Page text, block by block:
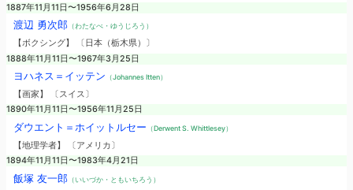
1887年11月11日〜1956年6月28日
渡辺 勇次郎（わたなべ・ゆうじろう）
【ボクシング】 〔日本（栃木県）〕
1888年11月11日〜1967年3月25日
ヨハネス＝イッテン （Johannes Itten）
【画家】 〔スイス〕
1890年11月11日〜1956年11月25日
ダウエント＝ホイットルセー （Derwent S. Whittlesey）
【地理学者】 〔アメリカ〕
1894年11月11日〜1983年4月21日
飯塚 友一郎（いいづか・ともいちろう）